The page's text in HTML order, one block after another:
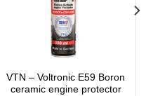
VTN – Voltronic E59 Boron
ceramic engine protector